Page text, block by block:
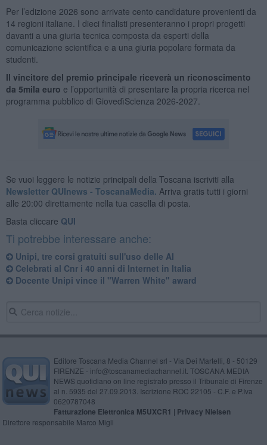
Per l’edizione 2026 sono arrivate cento candidature provenienti da
14 regioni italiane. I dieci finalisti presenteranno i propri progetti
davanti a una giuria tecnica composta da esperti della
comunicazione scientifica e a una giuria popolare formata da
studenti.
Il vincitore del premio principale riceverà un riconoscimento
da 5mila euro e l’opportunità di presentare la propria ricerca nel
programma pubblico di GiovedìScienza 2026-2027.
Se vuoi leggere le notizie principali della Toscana iscriviti alla
Newsletter QUInews - ToscanaMedia. Arriva gratis tutti i giorni
alle 20:00 direttamente nella tua casella di posta.
Basta cliccare QUI
Ti potrebbe interessare anche:
Unipi, tre corsi gratuiti sull'uso delle AI
Celebrati al Cnr i 40 anni di Internet in Italia
Docente Unipi vince il "Warren White" award
Editore Toscana Media Channel srl - Via Dei Martelli, 8 - 50129
FIRENZE - info@toscanamediachannel.it. TOSCANA MEDIA
NEWS quotidiano on line registrato presso il Tribunale di Firenze
al n. 5935 del 27.09.2013. Iscrizione ROC 22105 - C.F. e P.Iva
0620787048
Fatturazione Elettronica M5UXCR1 | Privacy Nielsen
Direttore responsabile Marco Migli